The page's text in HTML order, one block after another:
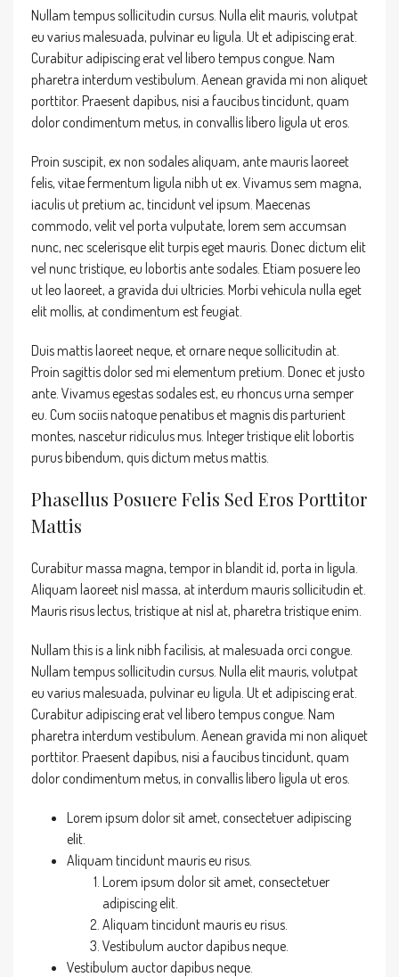
Nullam tempus sollicitudin cursus. Nulla elit mauris, volutpat
eu varius malesuada, pulvinar eu ligula. Ut et adipiscing erat.
Curabitur adipiscing erat vel libero tempus congue. Nam
pharetra interdum vestibulum. Aenean gravida mi non aliquet
porttitor. Praesent dapibus, nisi a faucibus tincidunt, quam
dolor condimentum metus, in convallis libero ligula ut eros.
Proin suscipit, ex non sodales aliquam, ante mauris laoreet
felis, vitae fermentum ligula nibh ut ex. Vivamus sem magna,
iaculis ut pretium ac, tincidunt vel ipsum. Maecenas
commodo, velit vel porta vulputate, lorem sem accumsan
nunc, nec scelerisque elit turpis eget mauris. Donec dictum elit
vel nunc tristique, eu lobortis ante sodales. Etiam posuere leo
ut leo laoreet, a gravida dui ultricies. Morbi vehicula nulla eget
elit mollis, at condimentum est feugiat.
Duis mattis laoreet neque, et ornare neque sollicitudin at.
Proin sagittis dolor sed mi elementum pretium. Donec et justo
ante. Vivamus egestas sodales est, eu rhoncus urna semper
eu. Cum sociis natoque penatibus et magnis dis parturient
montes, nascetur ridiculus mus. Integer tristique elit lobortis
purus bibendum, quis dictum metus mattis.
Phasellus Posuere Felis Sed Eros Porttitor
Mattis
Curabitur massa magna, tempor in blandit id, porta in ligula.
Aliquam laoreet nisl massa, at interdum mauris sollicitudin et.
Mauris risus lectus, tristique at nisl at, pharetra tristique enim.
Nullam this is a link nibh facilisis, at malesuada orci congue.
Nullam tempus sollicitudin cursus. Nulla elit mauris, volutpat
eu varius malesuada, pulvinar eu ligula. Ut et adipiscing erat.
Curabitur adipiscing erat vel libero tempus congue. Nam
pharetra interdum vestibulum. Aenean gravida mi non aliquet
porttitor. Praesent dapibus, nisi a faucibus tincidunt, quam
dolor condimentum metus, in convallis libero ligula ut eros.
Lorem ipsum dolor sit amet, consectetuer adipiscing
elit.
Aliquam tincidunt mauris eu risus.
Lorem ipsum dolor sit amet, consectetuer
adipiscing elit.
Aliquam tincidunt mauris eu risus.
Vestibulum auctor dapibus neque.
Vestibulum auctor dapibus neque.